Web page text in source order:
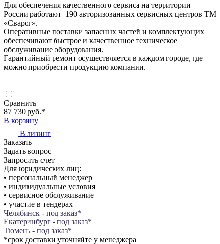
Для обеспечения качественного сервиса на территории
России работают 190 авторизованных сервисных центров ТМ
«Сварог».
Оперативные поставки запасных частей и комплектующих
обеспечивают быстрое и качественное техническое
обслуживание оборудования.
Гарантийный ремонт осуществляется в каждом городе, где
можно приобрести продукцию компании.
Сравнить
87 730 руб.*
В корзину
В лизинг
Заказать
Задать вопрос
Запросить счет
Для юридических лиц:
• персональный менеджер
• индивидуальные условия
• сервисное обслуживание
• участие в тендерах
Челябинск - под заказ*
Екатеринбург - под заказ*
Тюмень - под заказ*
*срок доставки уточняйте у менеджера